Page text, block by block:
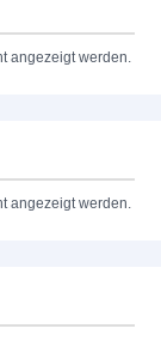
angezeigt werden.
angezeigt werden.